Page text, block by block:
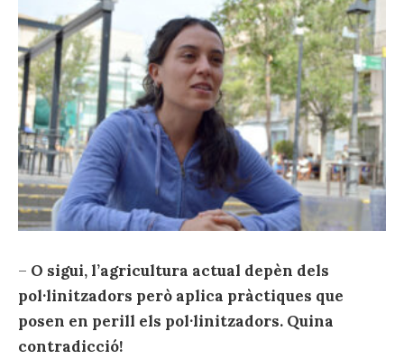
– O sigui, l’agricultura actual depèn dels
pol·linitzadors però aplica pràctiques que
posen en perill els pol·linitzadors. Quina
contradicció!